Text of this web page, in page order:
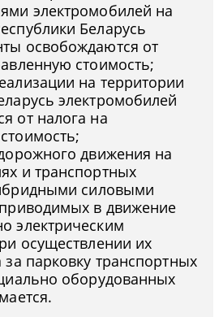
электромобилей на
Беларусь
освобождаются от
стоимость;
на территории
электромобилей
от налога на
движения на
и транспортных
силовыми
в движение
электрическим
осуществлении их
за парковку транспортных
оборудованных